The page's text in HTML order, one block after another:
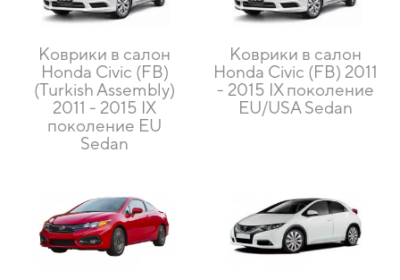
Коврики в салон
Honda Civic (FB)
(Turkish Assembly)
2011 - 2015 IX
поколение EU
Sedan
Коврики в салон
Honda Civic (FB) 2011
- 2015 IX поколение
EU/USA Sedan